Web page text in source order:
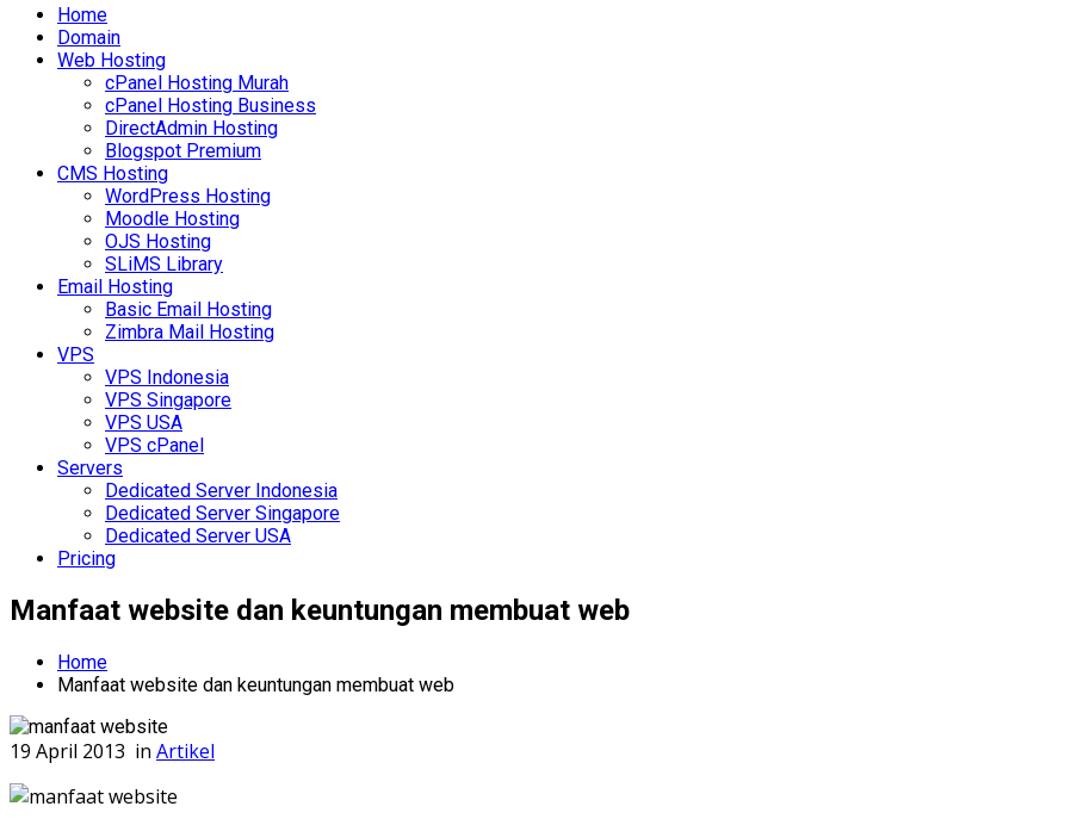
Home
Domain
Web Hosting
cPanel Hosting Murah
cPanel Hosting Business
DirectAdmin Hosting
Blogspot Premium
CMS Hosting
WordPress Hosting
Moodle Hosting
OJS Hosting
SLiMS Library
Email Hosting
Basic Email Hosting
Zimbra Mail Hosting
VPS
VPS Indonesia
VPS Singapore
VPS USA
VPS cPanel
Servers
Dedicated Server Indonesia
Dedicated Server Singapore
Dedicated Server USA
Pricing
Manfaat website dan keuntungan membuat web
Home
Manfaat website dan keuntungan membuat web
19 April 2013 in Artikel